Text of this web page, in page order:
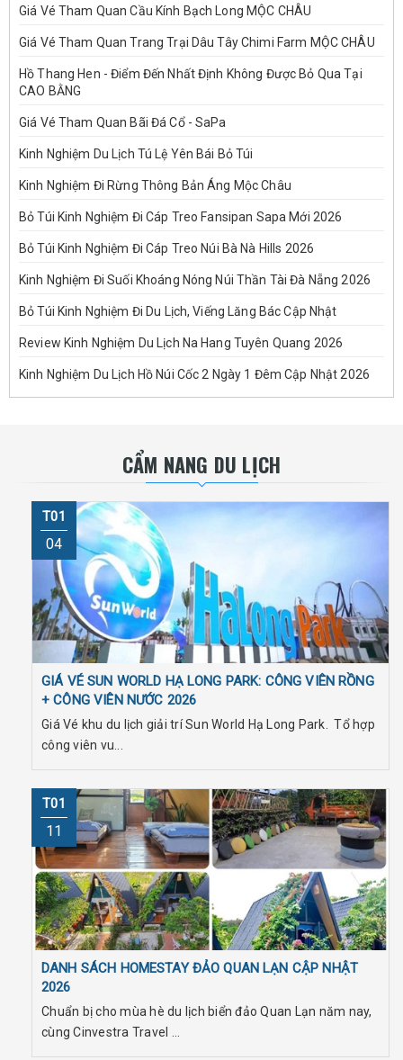
Giá Vé Tham Quan Cầu Kính Bạch Long MỘC CHÂU
Giá Vé Tham Quan Trang Trại Dâu Tây Chimi Farm MỘC CHÂU
Hồ Thang Hen - Điểm Đến Nhất Định Không Được Bỏ Qua Tại
CAO BẰNG
Giá Vé Tham Quan Bãi Đá Cổ - SaPa
Kinh Nghiệm Du Lịch Tú Lệ Yên Bái Bỏ Túi
Kinh Nghiệm Đi Rừng Thông Bản Áng Mộc Châu
Bỏ Túi Kinh Nghiệm Đi Cáp Treo Fansipan Sapa Mới 2026
Bỏ Túi Kinh Nghiệm Đi Cáp Treo Núi Bà Nà Hills 2026
Kinh Nghiệm Đi Suối Khoáng Nóng Núi Thần Tài Đà Nẵng 2026
Bỏ Túi Kinh Nghiệm Đi Du Lịch, Viếng Lăng Bác Cập Nhật
Review Kinh Nghiệm Du Lịch Na Hang Tuyên Quang 2026
Kinh Nghiệm Du Lịch Hồ Núi Cốc 2 Ngày 1 Đêm Cập Nhật 2026
CẨM NANG DU LỊCH
T01
04
GIÁ VÉ SUN WORLD HẠ LONG PARK: CÔNG VIÊN RỒNG
+ CÔNG VIÊN NƯỚC 2026
Giá Vé khu du lịch giải trí Sun World Hạ Long Park. Tổ hợp
công viên vu...
T01
11
DANH SÁCH HOMESTAY ĐẢO QUAN LẠN CẬP NHẬT
2026
Chuẩn bị cho mùa hè du lịch biển đảo Quan Lạn năm nay,
cùng Cinvestra Travel ...